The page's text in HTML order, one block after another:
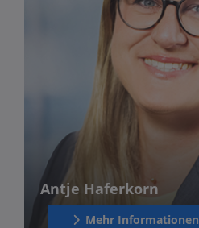
Antje Haferkorn
Mehr Informationen